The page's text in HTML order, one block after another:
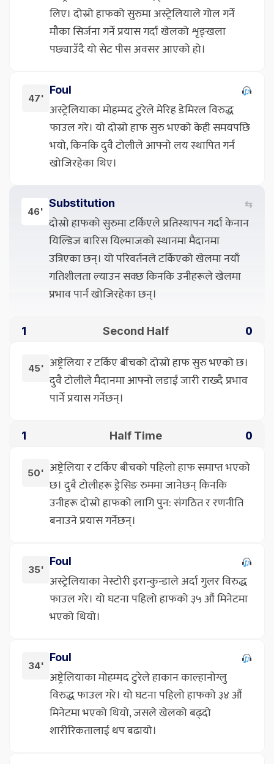
लिए। दोस्रो हाफको सुरुमा अस्ट्रेलियाले गोल गर्ने
मौका सिर्जना गर्ने प्रयास गर्दा खेलको शृङ्खला
पछ्याउँदै यो सेट पीस अवसर आएको हो।
47'
Foul
अस्ट्रेलियाका मोहम्मद टुरेले मेरिह डेमिरल विरुद्ध
फाउल गरे। यो दोस्रो हाफ सुरु भएको केही समयपछि
भयो, किनकि दुवै टोलीले आफ्नो लय स्थापित गर्न
खोजिरहेका थिए।
46'
Substitution ⇆
दोस्रो हाफको सुरुमा टर्किएले प्रतिस्थापन गर्दा केनान
यिल्डिज बारिस यिल्माजको स्थानमा मैदानमा
उत्रिएका छन्। यो परिवर्तनले टर्किएको खेलमा नयाँ
गतिशीलता ल्याउन सक्छ किनकि उनीहरूले खेलमा
प्रभाव पार्न खोजिरहेका छन्।
1 Second Half 0
45' अष्ट्रेलिया र टर्किए बीचको दोस्रो हाफ सुरु भएको छ।
दुवै टोलीले मैदानमा आफ्नो लडाईं जारी राख्दै प्रभाव
पार्ने प्रयास गर्नेछन्।
1 Half Time 0
50' अष्ट्रेलिया र टर्किए बीचको पहिलो हाफ समाप्त भएको
छ। दुबै टोलीहरू ड्रेसिङ रुममा जानेछन् किनकि
उनीहरू दोस्रो हाफको लागि पुन: संगठित र रणनीति
बनाउने प्रयास गर्नेछन्।
35'
Foul
अस्ट्रेलियाका नेस्टोरी इरान्कुन्डाले अर्दा गुलर विरुद्ध
फाउल गरे। यो घटना पहिलो हाफको ३५ औं मिनेटमा
भएको थियो।
34'
Foul
अष्ट्रेलियाका मोहम्मद टुरेले हाकान काल्हानोग्लु
विरुद्ध फाउल गरे। यो घटना पहिलो हाफको ३४ औं
मिनेटमा भएको थियो, जसले खेलको बढ्दो
शारीरिकतालाई थप बढायो।